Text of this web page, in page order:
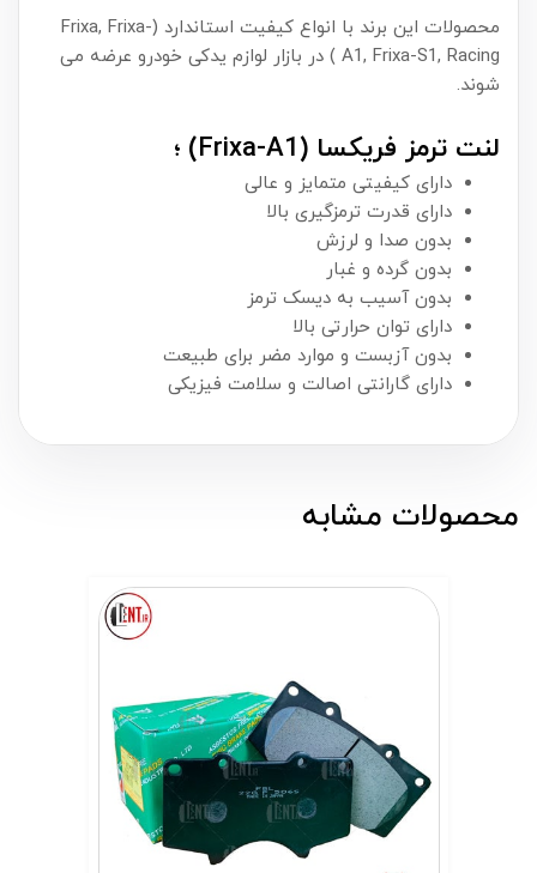
محصولات این برند با انواع کیفیت استاندارد (Frixa, Frixa-
A1, Frixa-S1, Racing ) در بازار لوازم یدکی خودرو عرضه می
شوند.
لنت ترمز فریکسا (Frixa-A1) ؛
دارای کیفیتی متمایز و عالی
دارای قدرت ترمزگیری بالا
بدون صدا و لرزش
بدون گرده و غبار
بدون آسیب به دیسک ترمز
دارای توان حرارتی بالا
بدون آزبست و موارد مضر برای طبیعت
دارای گارانتی اصالت و سلامت فیزیکی
محصولات مشابه